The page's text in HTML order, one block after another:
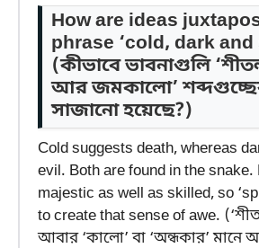
How are ideas
phrase ‘cold, dark and
(কীভাবে ভাবনাগুলি
আর জমকালো’
সাজানো হয়েছে?)
Cold suggests death, whereas
evil. Both are found in the snake.
majestic as well as skilled, so
to create that sense of awe.
আবার ‘কালো’ বা ‘অন্ধকার’ মানে